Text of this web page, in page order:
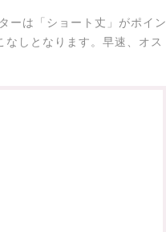
ーは「ショート丈」がポイン
しとなります。早速、オス